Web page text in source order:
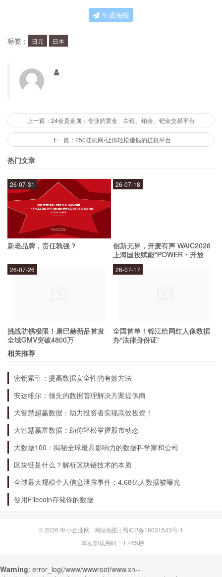
影，享受日本的电影文化。
在日本的商场或纪念品店，可以买到很多有特色的
小礼物，可以送给朋友或家人。
6. 去一次游乐场
日本有很多好玩的游乐场，可以用2500日元左右
买到门票，享受一天的欢乐时光。
7. 购买一份日本的手工艺品
8. 买一份日本的杂志
日本有很多有趣的杂志，如时尚、美食、旅游等
等，可以买一份回家阅读。
9. 购买一份日本的CD或唱片
日本有很多优秀的歌手和音乐，可以买一份CD或
唱片回家听。
在日本，可以去一家传统的日式温泉，享受一下日
生成海报
标签： 日元 日本
上一篇：24金贵金属：专业的黄金、白银、铂金、钯金交易平台
下一篇：250挂机网-让你轻松赚钱的挂机平台
热门文章
新老品牌，责任孰强？
26-07-31
创新无界，开麦有声 WAIC2026
上海国投赋能“POWER・开放
麦”专场成功举办
26-07-18
挑战防锈极限！康巴赫新品首发
全域GMV突破4800万
26-07-26
全国首单！锦江给网红人像数据
办“法律身份证”
26-07-17
相关推荐
密钥索引：提高数据安全性的有效方法
安达维尔：领先的数据管理解决方案提供商
大智慧超赢数据：助力投资者实现高效投资！
大智慧赢富数据：助你轻松掌握股市动态
大数据100：揭秘全球最具影响力的数据科学家和公司
区块链是什么？解析区块链技术的本质
全球最大规模个人信息泄露事件：4.68亿人数据被曝光
使用Filecoin存储你的数据
© 2026 中小企业网 网站地图 | 蜀ICP备16031543号-1
本次加载用时：1.465秒
Warning: error_log(/www/wwwroot/www.xn--